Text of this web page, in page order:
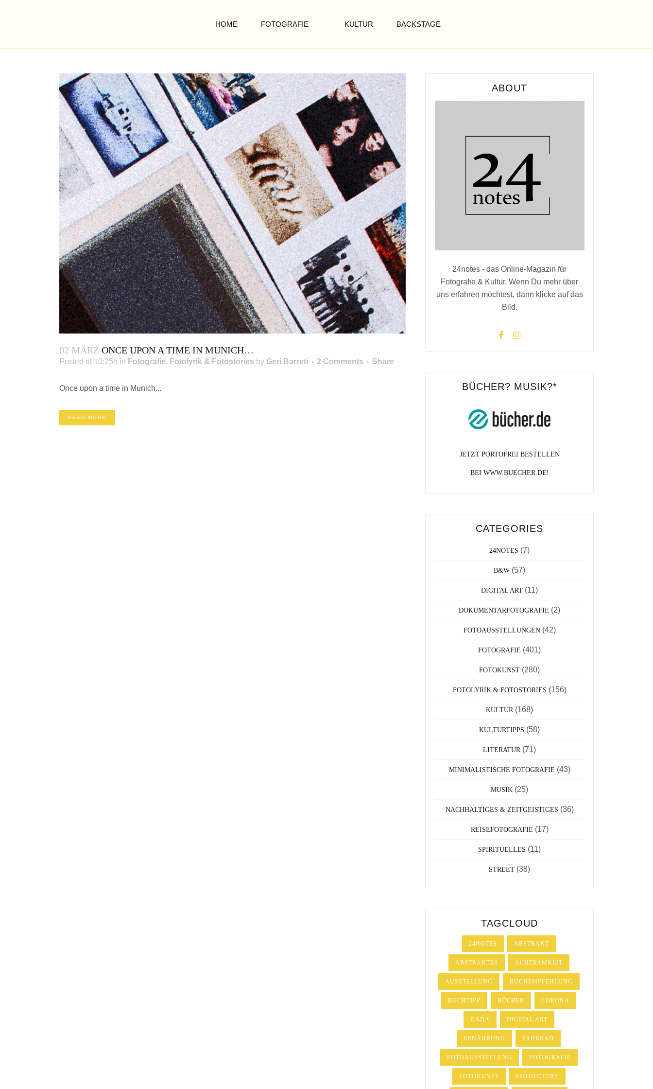
HOME FOTOGRAFIE KULTUR BACKSTAGE
02 MÄRZ ONCE UPON A TIME IN MUNICH…
Posted at 10:25h in Fotografie, Fotolyrik & Fotostories by Geri Barreti 2 Comments Share
Once upon a time in Munich...
READ MORE
ABOUT
24notes - das Online-Magazin für
Fotografie & Kultur. Wenn Du mehr über
uns erfahren möchtest, dann klicke auf das
Bild.
BÜCHER? MUSIK?*
JETZT PORTOFREI BESTELLEN
BEI WWW.BUECHER.DE!
CATEGORIES
24NOTES (7)
B&W (57)
DIGITAL ART (11)
DOKUMENTARFOTOGRAFIE (2)
FOTOAUSSTELLUNGEN(42)
FOTOGRAFIE (401)
FOTOKUNST (280)
FOTOLYRIK & FOTOSTORIES (156)
KULTUR (168)
KULTURTIPPS (58)
LITERATUR (71)
MINIMALISTISCHE FOTOGRAFIE (43)
MUSIK (25)
NACHHALTIGES & ZEITGEISTIGES (36)
REISEFOTOGRAFIE (17)
SPIRITUELLES (11)
STREET (38)
TAGCLOUD
24NOTES ABSTRAKT
ABSTRAKTES ACHTSAMKEIT
AUSSTELLUNG BUCHEMPFEHLUNG
BUCHTIPP BÜCHER CORONA
DADA DIGITAL ART
ERNÄHRUNG FAHRRAD
FOTOAUSSTELLUNG FOTOGRAFIE
FOTOKUNST FOTOPOETRY